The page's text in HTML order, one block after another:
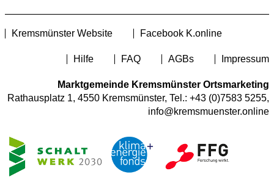
Kremsmünster Website Facebook K.online
Hilfe FAQ AGBs Impressum
Marktgemeinde Kremsmünster Ortsmarketing
Rathausplatz 1, 4550 Kremsmünster, Tel.: +43 (0)7583 5255,
info@kremsmuenster.online